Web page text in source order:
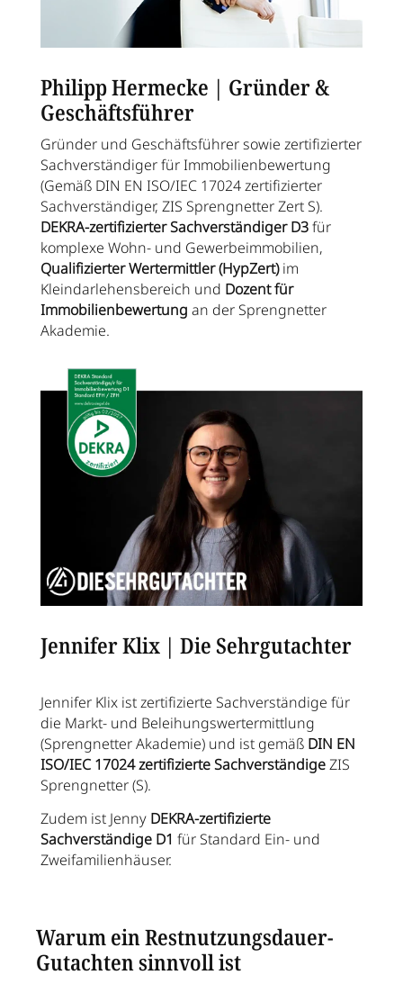
Philipp Hermecke | Gründer &
Geschäftsführer
Gründer und Geschäftsführer sowie zertifizierter
Sachverständiger für Immobilienbewertung
(Gemäß DIN EN ISO/IEC 17024 zertifizierter
Sachverständiger, ZIS Sprengnetter Zert S).
DEKRA-zertifizierter Sachverständiger D3für
komplexe Wohn- und Gewerbeimmobilien,
Qualifizierter Wertermittler (HypZert)im
Kleindarlehensbereich und Dozent für
Immobilienbewertung an der Sprengnetter
Akademie.
Jennifer Klix | Die Sehrgutachter
Jennifer Klix ist zertifizierte Sachverständige für
die Markt- und Beleihungswertermittlung
(Sprengnetter Akademie) und ist gemäß DIN EN
ISO/IEC 17024 zertifizierte SachverständigeZIS
Sprengnetter (S).
Zudem ist Jenny DEKRA-zertifizierte
Sachverständige D1 für Standard Ein- und
Zweifamilienhäuser.
Warum ein Restnutzungsdauer-
Gutachten sinnvoll ist